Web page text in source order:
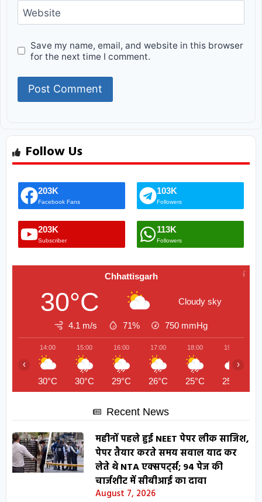
Website
Save my name, email, and website in this browser
for the next time I comment.
Follow Us
203K
Facebook Fans
103K
Followers
203K
Subscriber
113K
Followers
Chhattisgarh
30°C Cloudy sky
4.1 m/s 71% 750 mmHg
14:00
30°C
15:00
30°C
16:00
29°C
17:00
26°C
18:00
25°C
19:00
25°C
‹ ›
Recent News
महीनों पहले हुई NEET पेपर लीक साजिश,
पेपर तैयार करते समय सवाल याद कर
लेते थे NTA एक्सपर्ट्स; 94 पेज की
चार्जशीट में सीबीआई का दावा
August 7, 2026